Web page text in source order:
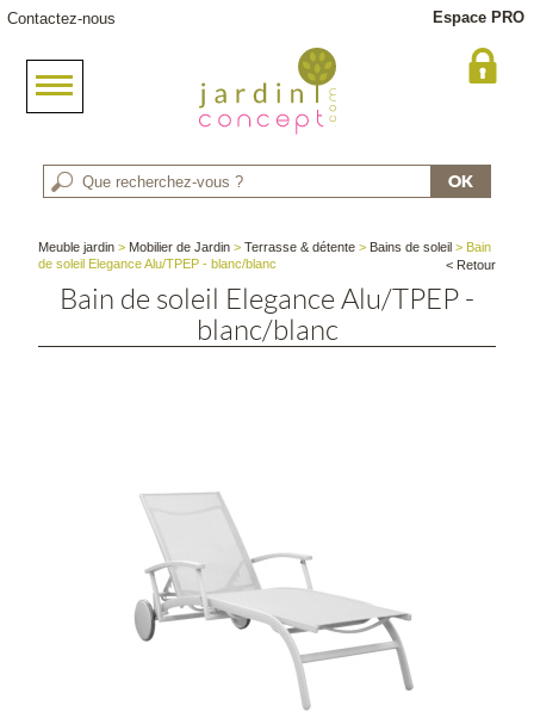
Contactez-nous Espace PRO
Meuble jardin > Mobilier de Jardin >Terrasse & détente > Bains de soleil > Bain
de soleil Elegance Alu/TPEP - blanc/blanc
< Retour
Bain de soleil Elegance Alu/TPEP -
blanc/blanc